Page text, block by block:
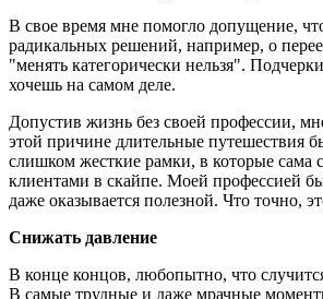
В свое время мне помогло допущение,
радикальных решений, например, о
"менять категорически нельзя".
хочешь на самом деле.
Допустив жизнь без своей профессии,
этой причине длительные путешествия
слишком жесткие рамки, в которые сама
клиентами в скайпе. Моей профессией
даже оказывается полезной. Что точно,
Снижать давление
В конце концов, любопытно, что
В самые трудные и даже мрачные